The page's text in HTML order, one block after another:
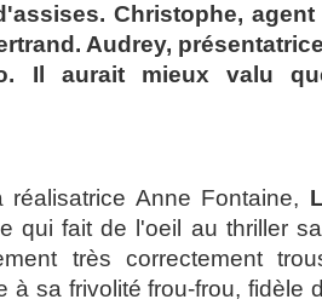
Christophe,
Audrey,
Il aurait mieux valu
Anne Fontaine,
qui fait de l'oeil au thriller
très correctement
à sa frivolité frou-frou, fidèle